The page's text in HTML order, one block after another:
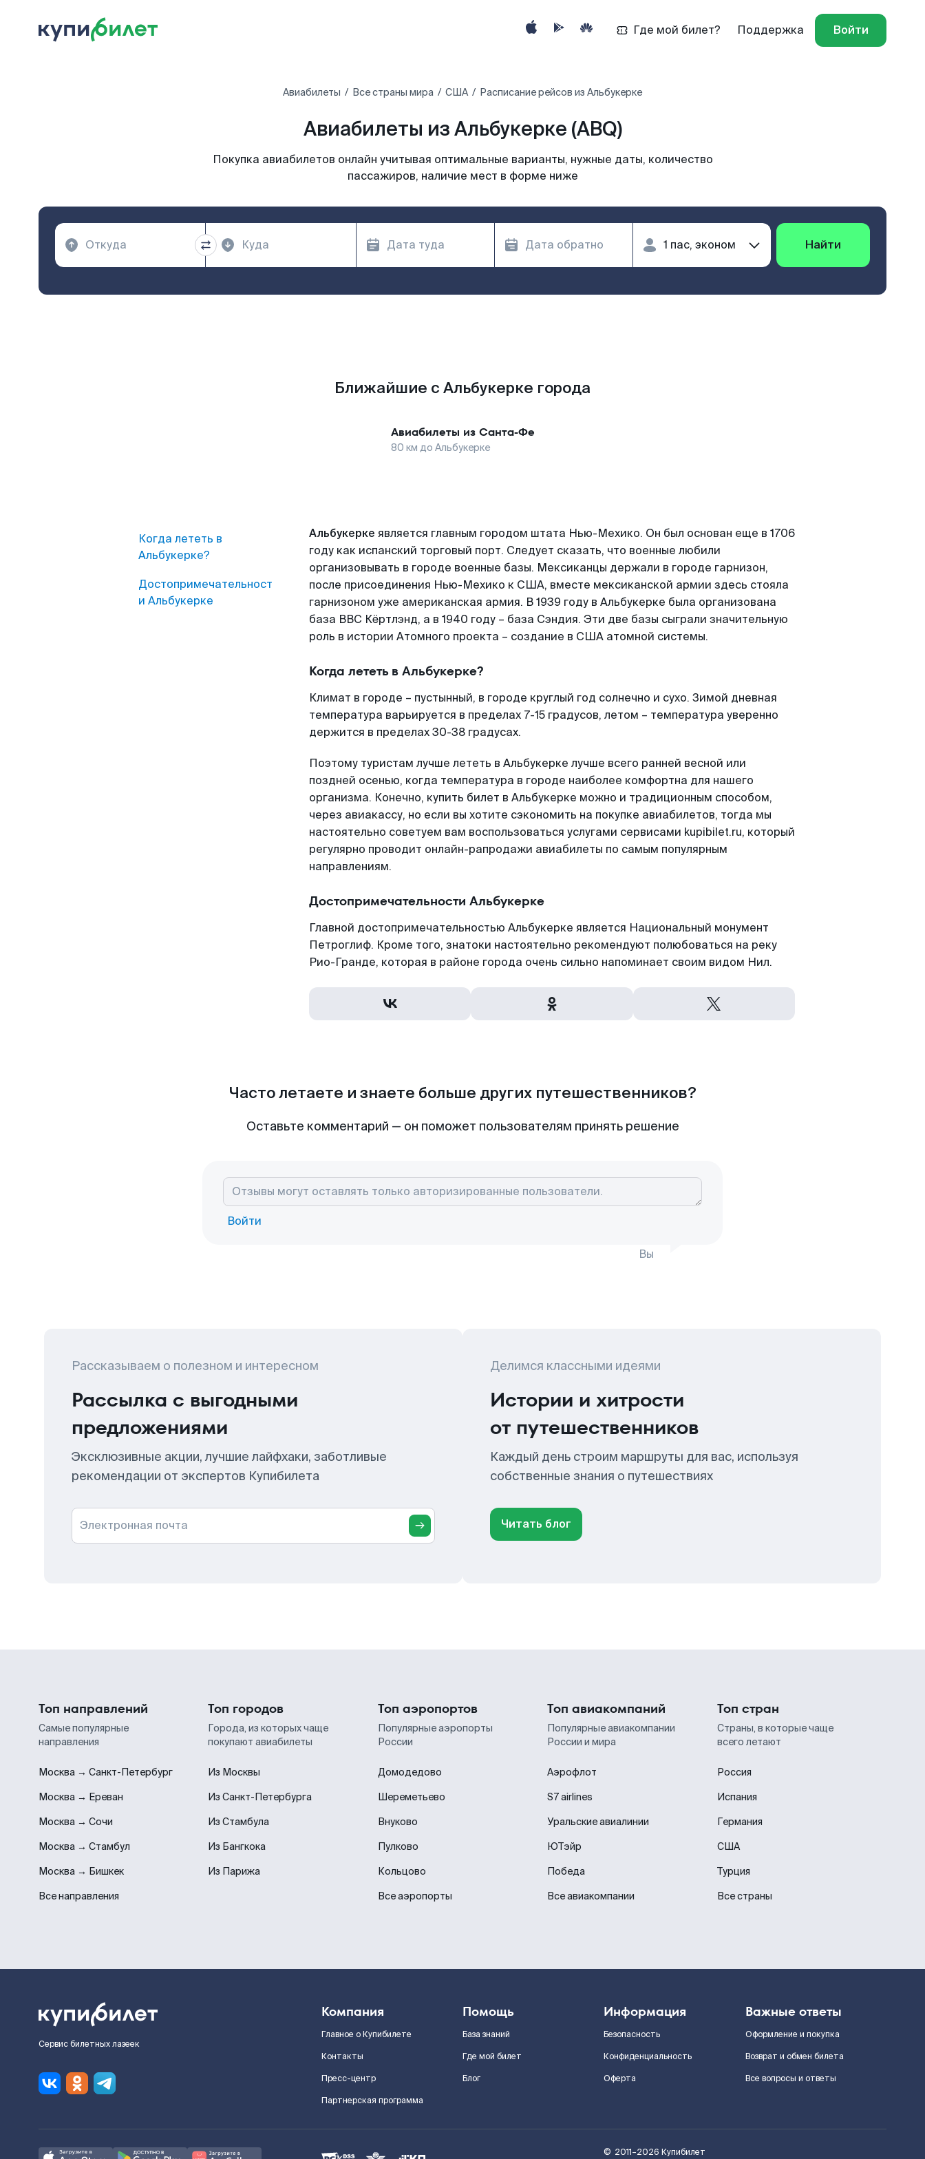
Где мой билет? Поддержка Войти
Авиабилеты Все страны мира США Расписание рейсов из Альбукерке
Авиабилеты из Альбукерке (ABQ)
Покупка авиабилетов онлайн учитывая оптимальные варианты, нужные даты, количество
пассажиров, наличие мест в форме ниже
Найти
Ближайшие с Альбукерке города
Авиабилеты из Санта-Фе
80 км до Альбукерке
Когда лететь в
Альбукерке?
Достопримечательност
и Альбукерке
Альбукерке является главным городом штата Нью-Мехико. Он был основан еще в 1706
году как испанский торговый порт. Следует сказать, что военные любили
организовывать в городе военные базы. Мексиканцы держали в городе гарнизон,
после присоединения Нью-Мехико к США, вместе мексиканской армии здесь стояла
гарнизоном уже американская армия. В 1939 году в Альбукерке была организована
база ВВС Кёртлэнд, а в 1940 году – база Сэндия. Эти две базы сыграли значительную
роль в истории Атомного проекта – создание в США атомной системы.
Когда лететь в Альбукерке?
Климат в городе – пустынный, в городе круглый год солнечно и сухо. Зимой дневная
температура варьируется в пределах 7-15 градусов, летом – температура уверенно
держится в пределах 30-38 градусах.
Поэтому туристам лучше лететь в Альбукерке лучше всего ранней весной или
поздней осенью, когда температура в городе наиболее комфортна для нашего
организма. Конечно, купить билет в Альбукерке можно и традиционным способом,
через авиакассу, но если вы хотите сэкономить на покупке авиабилетов, тогда мы
настоятельно советуем вам воспользоваться услугами сервисами kupibilet.ru, который
регулярно проводит онлайн-рапродажи авиабилеты по самым популярным
направлениям.
Достопримечательности Альбукерке
Главной достопримечательностью Альбукерке является Национальный монумент
Петроглиф. Кроме того, знатоки настоятельно рекомендуют полюбоваться на реку
Рио-Гранде, которая в районе города очень сильно напоминает своим видом Нил.
Часто летаете и знаете больше других путешественников?
Оставьте комментарий — он поможет пользователям принять решение
Войти
Вы
Рассказываем о полезном и интересном
Рассылка с выгодными
предложениями
Эксклюзивные акции, лучшие лайфхаки, заботливые
рекомендации от экспертов Купибилета
Электронная почта
Делимся классными идеями
Истории и хитрости
от путешественников
Каждый день строим маршруты для вас, используя
собственные знания о путешествиях
Читать блог
Топ направлений
Самые популярные
направления
Москва → Санкт-Петербург
Москва → Ереван
Москва → Сочи
Москва → Стамбул
Москва → Бишкек
Все направления
Топ городов
Города, из которых чаще
покупают авиабилеты
Из Москвы
Из Санкт-Петербурга
Из Стамбула
Из Бангкока
Из Парижа
Топ аэропортов
Популярные аэропорты
России
Домодедово
Шереметьево
Внуково
Пулково
Кольцово
Все аэропорты
Топ авиакомпаний
Популярные авиакомпании
России и мира
Аэрофлот
S7 airlines
Уральские авиалинии
ЮТэйр
Победа
Все авиакомпании
Топ стран
Страны, в которые чаще
всего летают
Россия
Испания
Германия
США
Турция
Все страны
Сервис билетных лазеек
Компания
Главное о Купибилете
Контакты
Пресс-центр
Партнерская программа
Помощь
База знаний
Где мой билет
Блог
Информация
Безопасность
Конфиденциальность
Оферта
Важные ответы
Оформление и покупка
Возврат и обмен билета
Все вопросы и ответы
© 2011–2026 Купибилет